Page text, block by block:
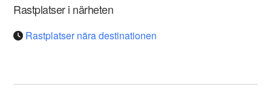
Rastplatser i närheten
Rastplatser nära destinationen